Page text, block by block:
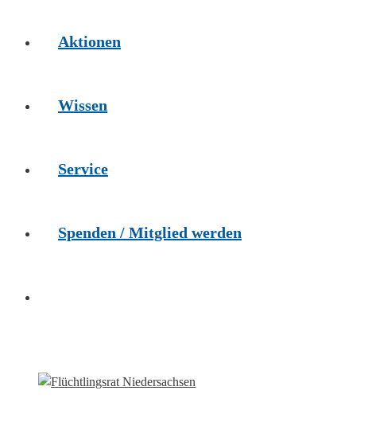
Aktionen
Wissen
Service
Spenden / Mitglied werden